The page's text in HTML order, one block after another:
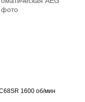
1600 об/мин